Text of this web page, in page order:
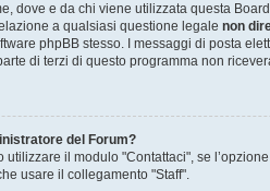
dove e da chi viene utilizzata questa
a qualsiasi questione legale non
phpBB stesso. I messaggi di posta
di terzi di questo programma non
del Forum?
il modulo "Contattaci", se
usare il collegamento "Staff".